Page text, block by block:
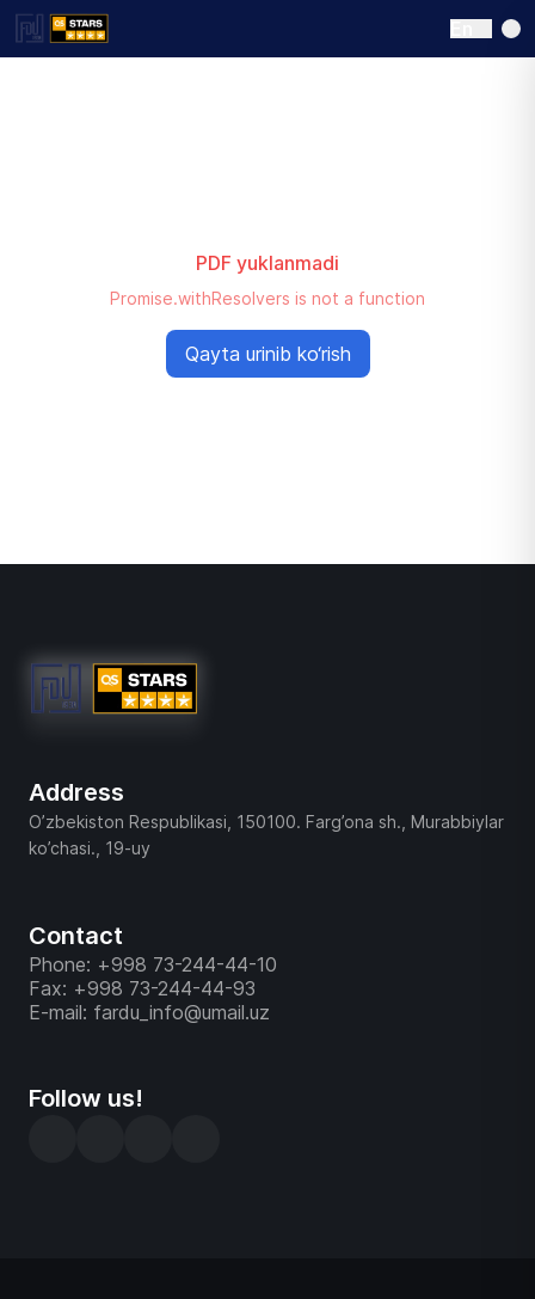
PDF yuklanmadi
Promise.withResolvers is not a function
Qayta urinib ko‘rish
Address
O’zbekiston Respublikasi, 150100. Farg’ona sh., Murabbiylar
ko’chasi., 19-uy
Contact
Phone: +998 73-244-44-10
Fax: +998 73-244-44-93
E-mail: fardu_info@umail.uz
Follow us!